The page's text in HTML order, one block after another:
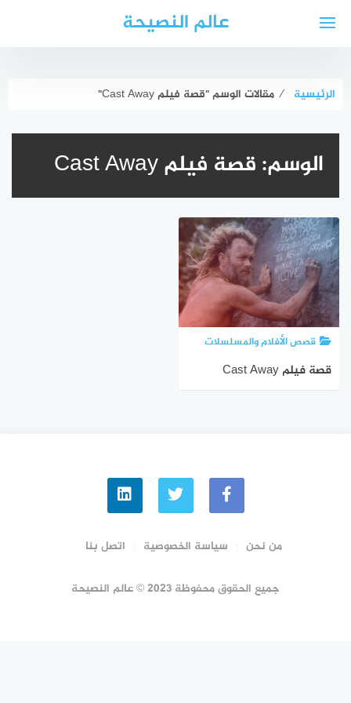
عالم النصيحة
الرئيسية ⁄ مقالات الوسم "قصة فيلم Cast Away"
الوسم:قصة فيلم Cast Away
قصص الأفلام والمسلسلات
قصة فيلم Cast Away
من نحن سياسة الخصوصية اتصل بنا
جميع الحقوق محفوظة 2023 © عالم النصيحة